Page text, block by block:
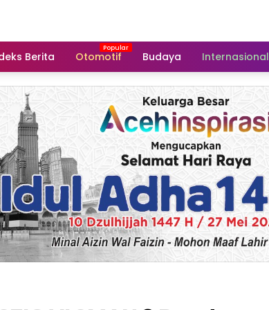
Berita Otomotif Budaya Internasional